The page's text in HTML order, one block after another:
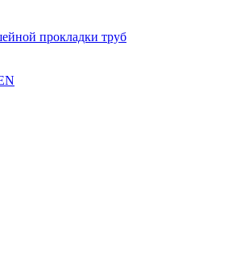
прокладки труб